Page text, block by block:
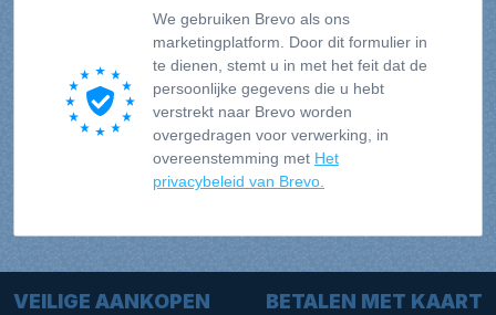
We gebruiken Brevo als ons
marketingplatform. Door dit formulier in
te dienen, stemt u in met het feit dat de
persoonlijke gegevens die u hebt
verstrekt naar Brevo worden
overgedragen voor verwerking, in
overeenstemming met Het
privacybeleid van Brevo.
VEILIGE AANKOPEN BETALEN MET KAART